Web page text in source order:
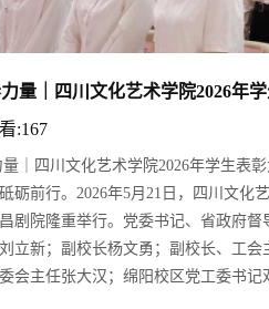
量｜四川文化艺术学院2026年
:167
量｜四川文化艺术学院2026年学生
砺前行。2026年5月21日，四川文化
剧院隆重举行。党委书记、省政府
立新；副校长杨文勇；副校长、工
会主任张大汉；绵阳校区党工委书记